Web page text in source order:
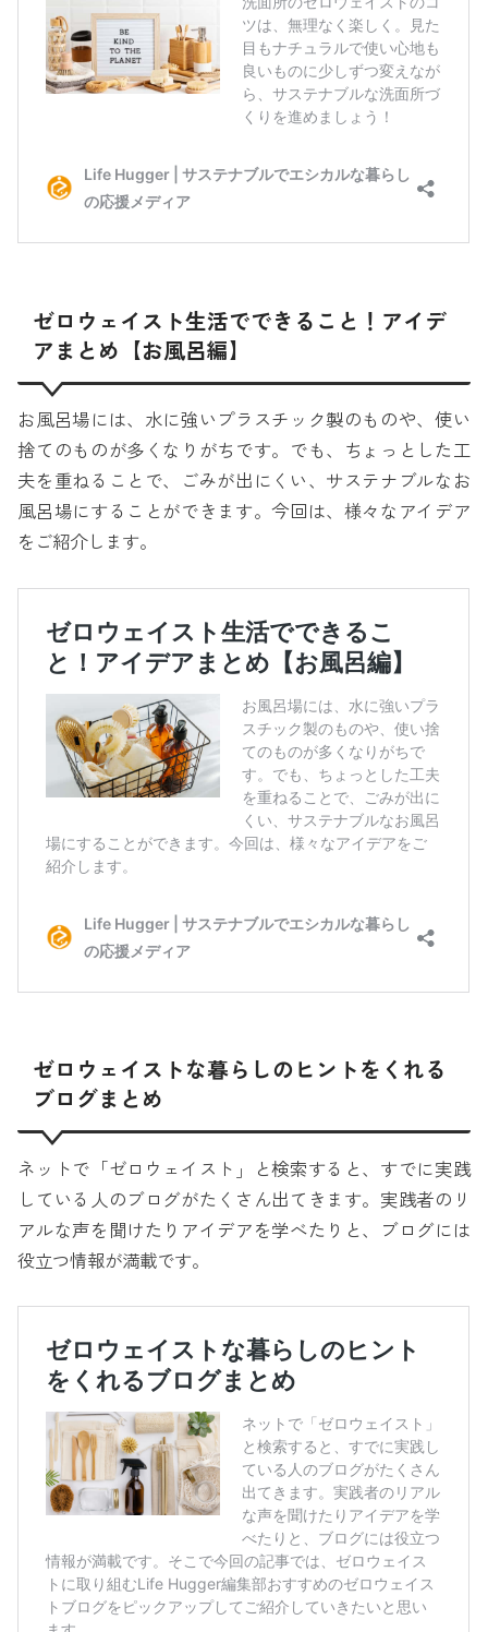
ゼロウェイスト生活でできること！アイデ
アまとめ【お風呂編】
お風呂場には、水に強いプラスチック製のものや、使い
捨てのものが多くなりがちです。でも、ちょっとした工
夫を重ねることで、ごみが出にくい、サステナブルなお
風呂場にすることができます。今回は、様々なアイデア
をご紹介します。
ゼロウェイストな暮らしのヒントをくれる
ブログまとめ
ネットで「ゼロウェイスト」と検索すると、すでに実践
している人のブログがたくさん出てきます。実践者のリ
アルな声を聞けたりアイデアを学べたりと、ブログには
役立つ情報が満載です。